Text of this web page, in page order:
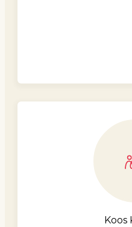
Koos